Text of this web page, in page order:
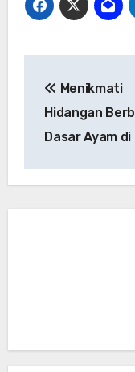
pos
Menikmati
Hidangan
Dasar Ayam di